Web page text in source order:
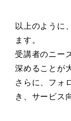
以上のように
ます。
受講者のニー
深めることが
さらに、フォ
き、サービス